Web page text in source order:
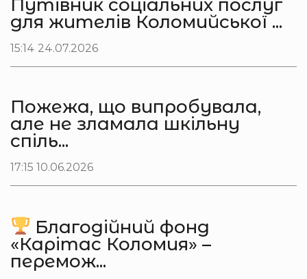
Путівник соціальних послуг
для жителів Коломийської ...
15:14 24.07.2026
Пожежа, що випробувала,
але не зламала шкільну
спіль...
17:15 10.06.2026
Благодійний фонд
«Карітас Коломия» –
перемож...